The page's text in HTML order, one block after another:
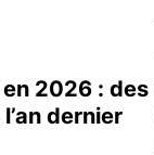
2026 : des
dernier